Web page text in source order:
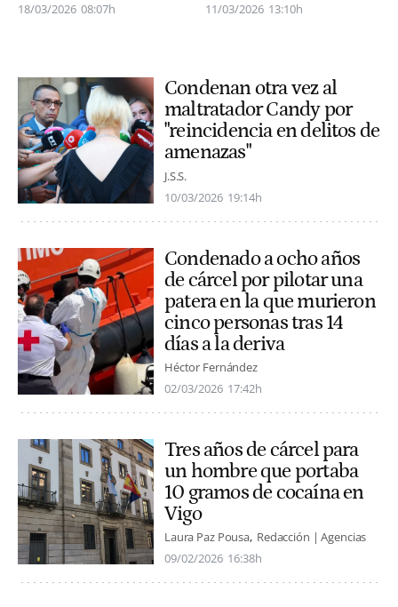
18/03/2026 08:07h
11/03/2026 13:10h
Condenan otra vez al
maltratador Candy por
"reincidencia en delitos de
amenazas"
J.S.S.
10/03/2026 19:14h
Condenado a ocho años
de cárcel por pilotar una
patera en la que murieron
cinco personas tras 14
días a la deriva
Héctor Fernández
02/03/2026 17:42h
Tres años de cárcel para
un hombre que portaba
10 gramos de cocaína en
Vigo
Laura Paz Pousa Redacción | Agencias
09/02/2026 16:38h